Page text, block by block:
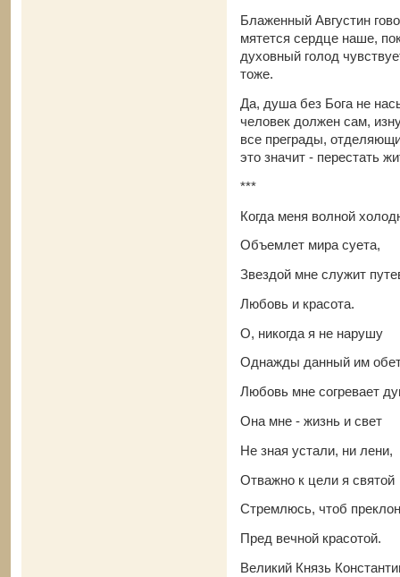
Блаженный Августин
мятется сердце наше,
духовный голод
тоже.
Да, душа без Бога не
человек должен сам,
все преграды,
это значит - перестать
***
Когда меня волной
Объемлет мира суета,
Звездой мне служит
Любовь и красота.
О, никогда я не нарушу
Однажды данный им
Любовь мне согревает
Она мне - жизнь и свет
Не зная устали, ни лени,
Отважно к цели я святой
Стремлюсь, чтоб
Пред вечной красотой.
Великий Князь